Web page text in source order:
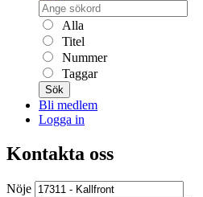
Alla
Titel
Nummer
Taggar
Sök
Bli medlem
Logga in
Kontakta oss
Nöje